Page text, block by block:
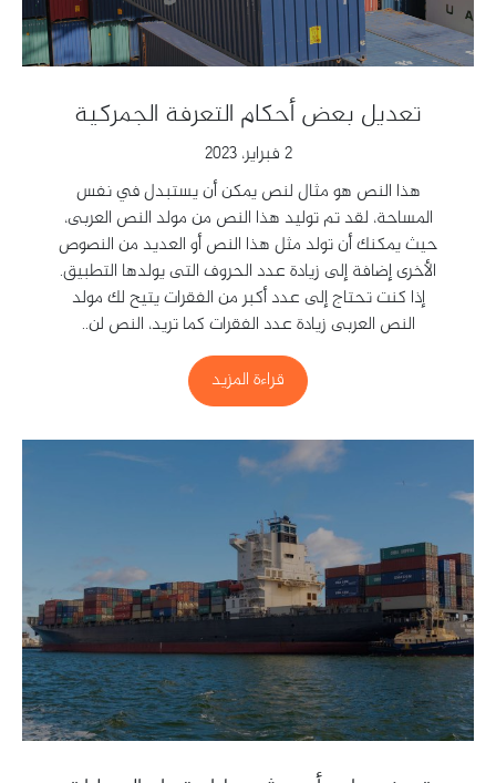
تعديل بعض أحكام التعرفة الجمركية
2 فبراير، 2023
هذا النص هو مثال لنص يمكن أن يستبدل في نفس
المساحة، لقد تم توليد هذا النص من مولد النص العربى،
حيث يمكنك أن تولد مثل هذا النص أو العديد من النصوص
الأخرى إضافة إلى زيادة عدد الحروف التى يولدها التطبيق.
إذا كنت تحتاج إلى عدد أكبر من الفقرات يتيح لك مولد
النص العربى زيادة عدد الفقرات كما تريد، النص لن..
قراءة المزيد